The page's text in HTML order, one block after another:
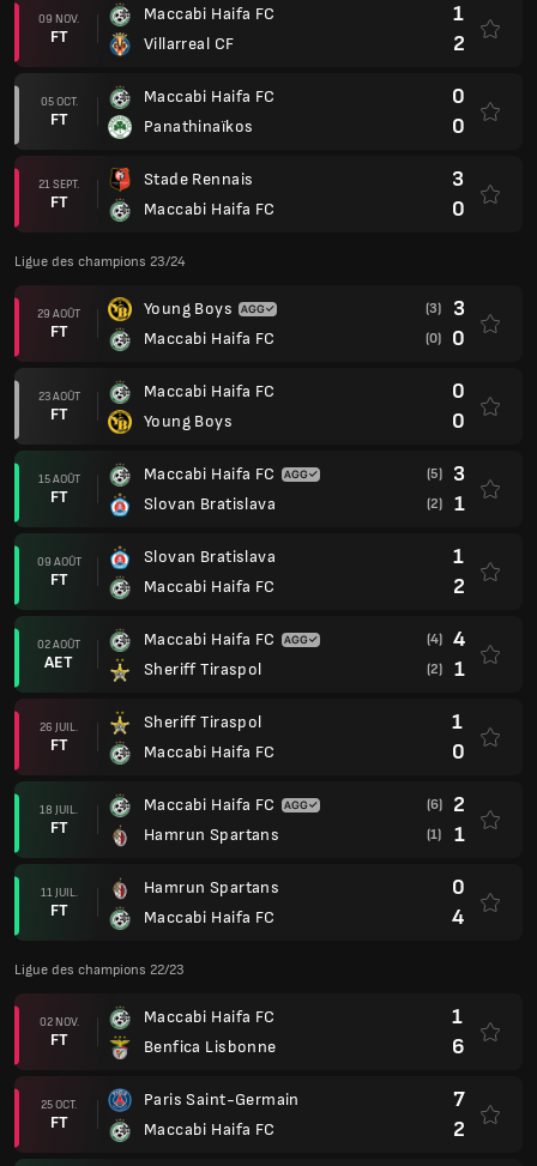
09 NOV.
FT
Maccabi Haifa FC
Villarreal CF
1
2
05 OCT.
FT
Maccabi Haifa FC
Panathinaïkos
0
0
21 SEPT.
FT
Stade Rennais
Maccabi Haifa FC
3
0
Ligue des champions 23/24
29 AOÛT
FT
Young Boys
Maccabi Haifa FC
(3) 3
(0) 0
23 AOÛT
FT
Maccabi Haifa FC
Young Boys
0
0
15 AOÛT
FT
Maccabi Haifa FC
Slovan Bratislava
(5) 3
(2) 1
09 AOÛT
FT
Slovan Bratislava
Maccabi Haifa FC
1
2
02 AOÛT
AET
Maccabi Haifa FC
Sheriff Tiraspol
(4) 4
(2) 1
26 JUIL.
FT
Sheriff Tiraspol
Maccabi Haifa FC
1
0
18 JUIL.
FT
Maccabi Haifa FC
Hamrun Spartans
(6) 2
(1) 1
11 JUIL.
FT
Hamrun Spartans
Maccabi Haifa FC
0
4
Ligue des champions 22/23
02 NOV.
FT
Maccabi Haifa FC
Benfica Lisbonne
1
6
25 OCT.
FT
Paris Saint-Germain
Maccabi Haifa FC
7
2